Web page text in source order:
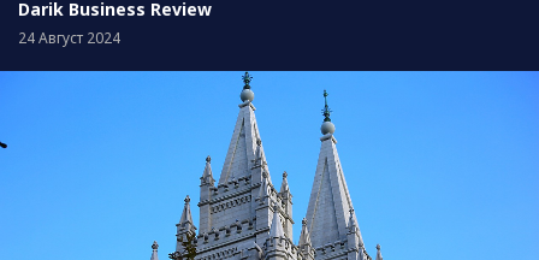
Darik Business Review
24 Август 2024